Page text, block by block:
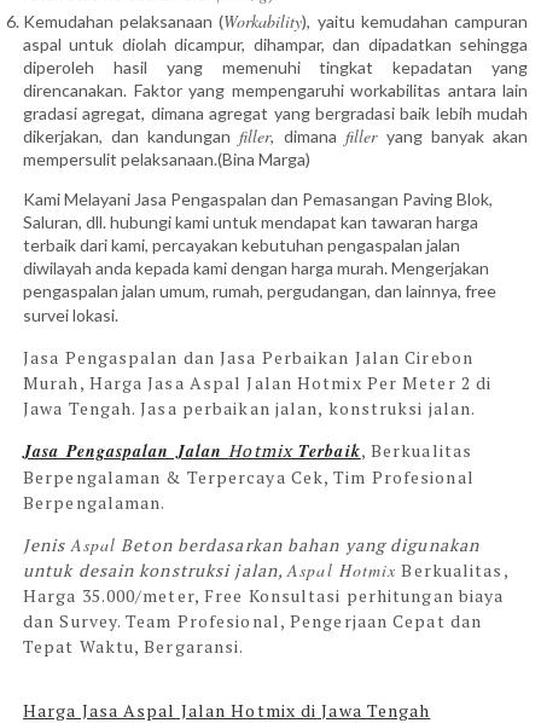
Kemudahan pelaksanaan (Workability), yaitu kemudahan campuran
aspal untuk diolah dicampur, dihampar, dan dipadatkan sehingga
diperoleh hasil yang memenuhi tingkat kepadatan yang
direncanakan. Faktor yang mempengaruhi workabilitas antara lain
gradasi agregat, dimana agregat yang bergradasi baik lebih mudah
dikerjakan, dan kandunganfiller, dimana filler yang banyak akan
mempersulit pelaksanaan.(Bina Marga)
Kami Melayani Jasa Pengaspalan dan Pemasangan Paving Blok,
Saluran, dll. hubungi kami untuk mendapat kan tawaran harga
terbaik dari kami, percayakan kebutuhan pengaspalan jalan
diwilayah anda kepada kami dengan harga murah. Mengerjakan
pengaspalan jalan umum, rumah, pergudangan, dan lainnya, free
survei lokasi.
Jasa Pengaspalan dan Jasa Perbaikan Jalan Cirebon
Murah, Harga Jasa Aspal Jalan Hotmix Per Meter 2 di
Jawa Tengah. Jasa perbaikan jalan, konstruksi jalan.
Jasa Pengaspalan JalanHotmixTerbaik, Berkualitas
Berpengalaman & Terpercaya Cek, Tim Profesional
Berpengalaman.
JenisAspal Beton berdasarkan bahan yang digunakan
untuk desain konstruksi jalan,Aspal Hotmix Berkualitas,
Harga 35.000/meter, Free Konsultasi perhitungan biaya
dan Survey. Team Profesional, Pengerjaan Cepat dan
Tepat Waktu, Bergaransi.
Harga Jasa Aspal Jalan Hotmix di Jawa Tengah